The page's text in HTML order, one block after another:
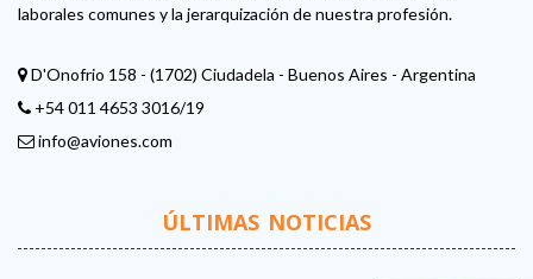
laborales comunes y la jerarquización de nuestra profesión.
D'Onofrio 158 - (1702) Ciudadela - Buenos Aires - Argentina
+54 011 4653 3016/19
info@aviones.com
ÚLTIMAS NOTICIAS